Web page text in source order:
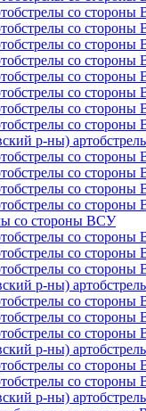
со
со
со
со
со
со
со
со
р-ны)
со
со
со
со
со стороны ВСУ
со
со
со
р-ны)
со
со
со
р-ны)
со
со
р-ны)